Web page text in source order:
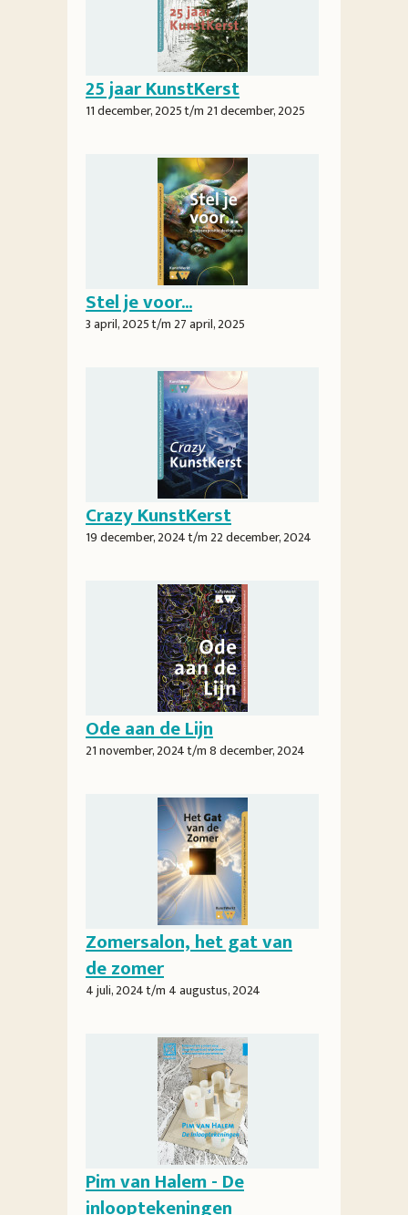
25 jaar KunstKerst
11 december, 2025t/m21 december, 2025
Stel je voor...
3 april, 2025t/m27 april, 2025
Crazy KunstKerst
19 december, 2024t/m22 december, 2024
Ode aan de Lijn
21 november, 2024t/m8 december, 2024
Zomersalon, het gat van
de zomer
4 juli, 2024t/m 4 augustus, 2024
Pim van Halem - De
inlooptekeningen